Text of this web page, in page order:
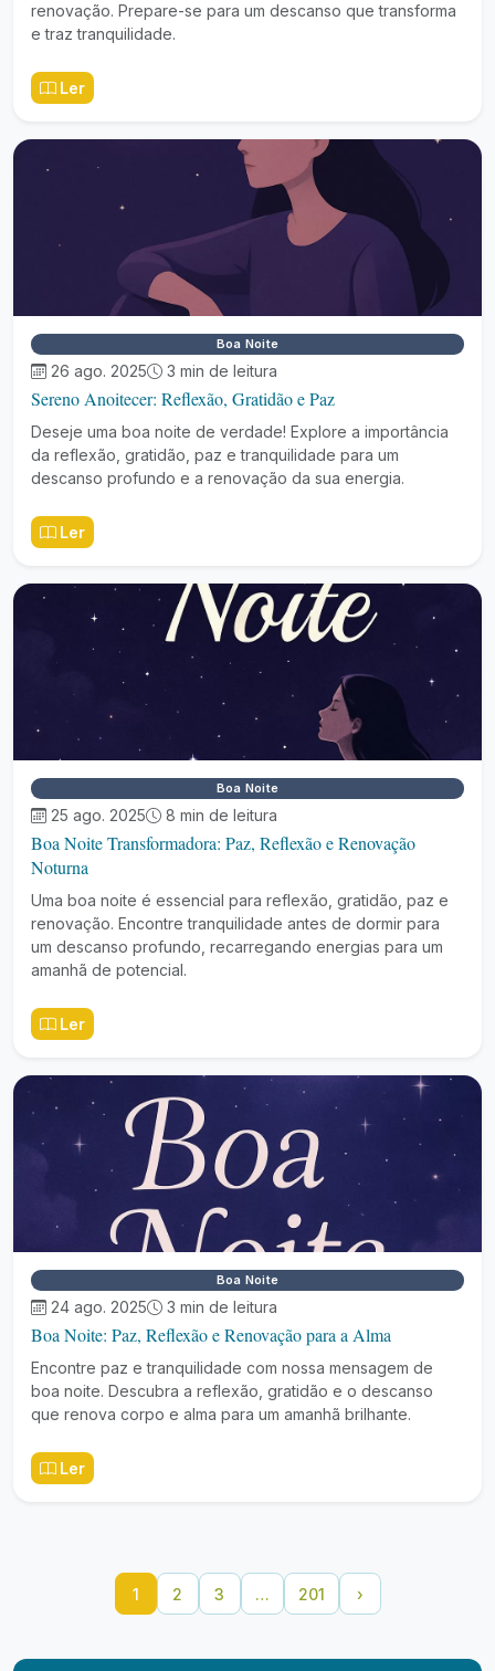
renovação. Prepare-se para um descanso que transforma
e traz tranquilidade.
Ler
Boa Noite
26 ago. 2025 3 min de leitura
Sereno Anoitecer: Reflexão, Gratidão e Paz
Deseje uma boa noite de verdade! Explore a importância
da reflexão, gratidão, paz e tranquilidade para um
descanso profundo e a renovação da sua energia.
Ler
Boa Noite
25 ago. 2025 8 min de leitura
Boa Noite Transformadora: Paz, Reflexão e Renovação
Noturna
Uma boa noite é essencial para reflexão, gratidão, paz e
renovação. Encontre tranquilidade antes de dormir para
um descanso profundo, recarregando energias para um
amanhã de potencial.
Ler
Boa Noite
24 ago. 2025 3 min de leitura
Boa Noite: Paz, Reflexão e Renovação para a Alma
Encontre paz e tranquilidade com nossa mensagem de
boa noite. Descubra a reflexão, gratidão e o descanso
que renova corpo e alma para um amanhã brilhante.
Ler
1 2 3 … 201 ›